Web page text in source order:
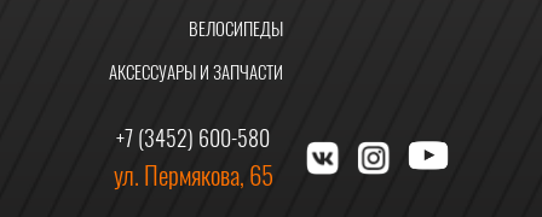
АКСЕССУАРЫ И ЗАПЧАСТИ
+7 (3452) 600-580
ул. Пермякова, 65
ВЕЛОСИПЕДЫ